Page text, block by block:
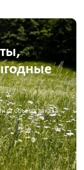
от объема заказа